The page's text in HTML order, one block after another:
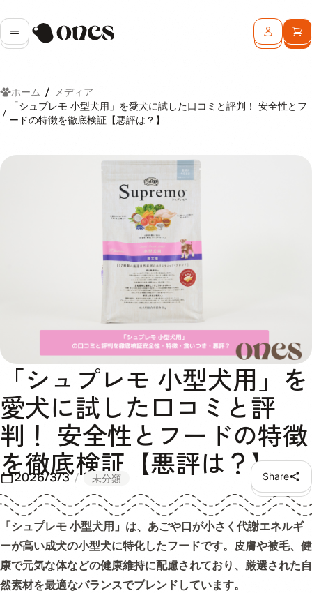
メニューOnes ログインカ
ホーム
メディア
「シュプレモ 小型犬用」を愛犬に試した口コミと評判！ 安全性とフ
ードの特徴を徹底検証【悪評は？】
「シュプレモ 小型犬用」を
愛犬に試した口コミと評
判！ 安全性とフードの特徴
を徹底検証【悪評は？】
2026/3/3 未分類 Share
「シュプレモ 小型犬用」は、あごや口が小さく代謝エネルギ
ーが高い成犬の小型犬に特化したフードです。皮膚や被毛、健
康で元気な体などの健康維持に配慮されており、厳選された自
然素材を最適なバランスでブレンドしています。